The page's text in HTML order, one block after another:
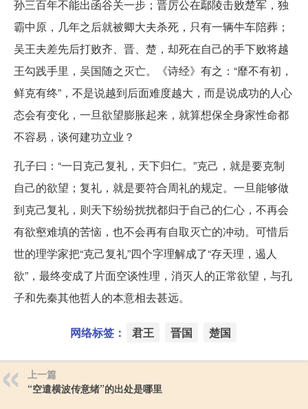
孙三百年不能出函谷关一步；晋厉公在鄢陵击败楚军，独
霸中原，几年之后就被卿大夫杀死，只有一辆牛车陪葬；
吴王夫差先后打败齐、晋、楚，却死在自己的手下败将越
王勾践手里，吴国随之灭亡。《诗经》有之：“靡不有初，
鲜克有终”，不是说越到后面难度越大，而是说成功的人心
态会有变化，一旦欲望膨胀起来，就算想保全身家性命都
不容易，谈何建功立业？
孔子曰：“一日克己复礼，天下归仁。”克己，就是要克制
自己的欲望；复礼，就是要符合周礼的规定。一旦能够做
到克己复礼，则天下纷纷扰扰都归于自己的仁心，不再会
有欲壑难填的苦恼，也不会再有自取灭亡的冲动。可惜后
世的理学家把“克己复礼”四个字理解成了“存天理，遏人
欲”，最终变成了片面空谈性理，消灭人的正常欲望，与孔
子和先秦其他哲人的本意相去甚远。
网络标签： 君王 晋国 楚国
上一篇
“空遣横波传意绪”的出处是哪里